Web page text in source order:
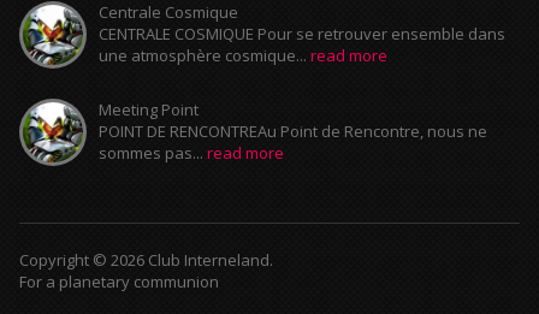
Centrale Cosmique
CENTRALE COSMIQUE Pour se retrouver ensemble dans
une atmosphère cosmique... read more
Meeting Point
POINT DE RENCONTREAu Point de Rencontre, nous ne
sommes pas... read more
Copyright © 2026 Club Interneland.
For a planetary communion